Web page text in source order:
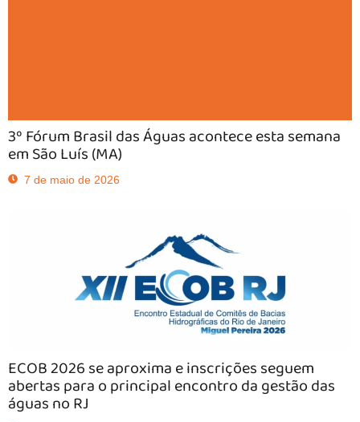
3º Fórum Brasil das Águas acontece esta semana
em São Luís (MA)
7 de maio de 2026
ECOB 2026 se aproxima e inscrições seguem
abertas para o principal encontro da gestão das
águas no RJ